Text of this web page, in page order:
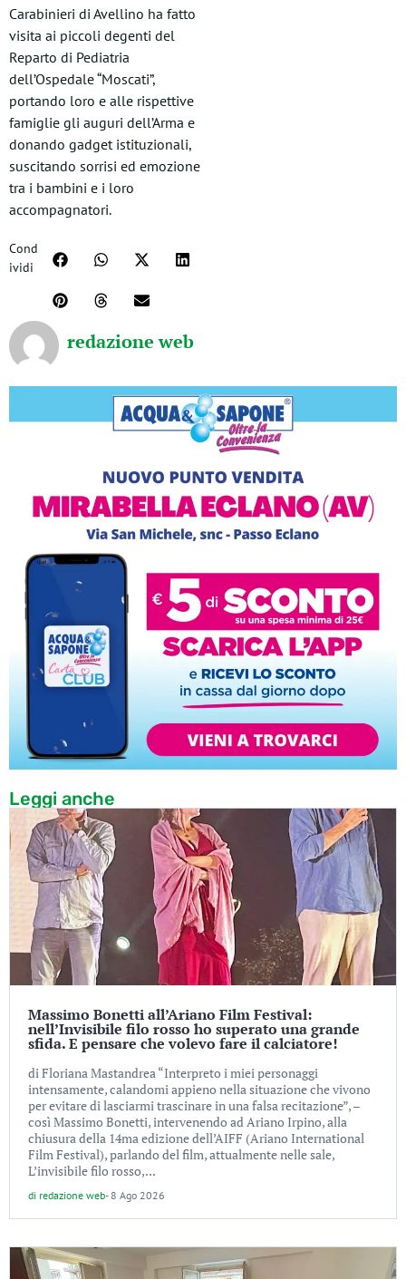
Carabinieri di Avellino ha fatto
visita ai piccoli degenti del
Reparto di Pediatria
dell’Ospedale “Moscati”,
portando loro e alle rispettive
famiglie gli auguri dell’Arma e
donando gadget istituzionali,
suscitando sorrisi ed emozione
tra i bambini e i loro
accompagnatori.
Cond
ividi
redazione web
Leggi anche
Massimo Bonetti all’Ariano Film Festival:
nell’Invisibile filo rosso ho superato una grande
sfida. E pensare che volevo fare il calciatore!
di Floriana Mastandrea “Interpreto i miei personaggi
intensamente, calandomi appieno nella situazione che vivono
per evitare di lasciarmi trascinare in una falsa recitazione”, –
così Massimo Bonetti, intervenendo ad Ariano Irpino, alla
chiusura della 14ma edizione dell’AIFF (Ariano International
Film Festival), parlando del film, attualmente nelle sale,
L’invisibile filo rosso,...
di redazione web- 8 Ago 2026